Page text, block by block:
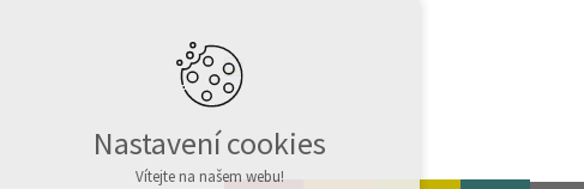
Nastavení cookies
Vítejte na našem webu!